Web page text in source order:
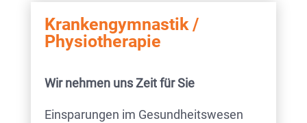
Krankengymnastik /
Physiotherapie
Wir nehmen uns Zeit für Sie
Einsparungen im Gesundheitswesen